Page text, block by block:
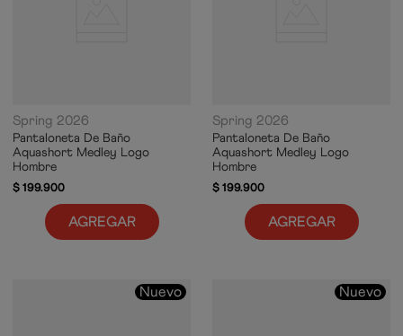
Spring 2026
Pantaloneta De Baño
Aquashort Medley Logo
Hombre
$199.900
AGREGAR
Spring 2026
Pantaloneta De Baño
Aquashort Medley Logo
Hombre
$199.900
AGREGAR
Nuevo Nuevo